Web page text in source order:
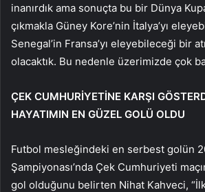
inanırdık ama sonuçta bu bir Dünya
çıkmakla Güney Kore’nin İtalya’yı
Senegal’in Fransa’yı eleyebileceği bir
olacaktık. Bu nedenle üzerimizde çok
ÇEK CUMHURİYETİNE KARŞI
HAYATIMIN EN GÜZEL GOLÜ OLDU
Futbol mesleğindeki en serbest golün
Şampiyonası’nda Çek Cumhuriyeti
gol olduğunu belirten Nihat Kahveci, “İlk